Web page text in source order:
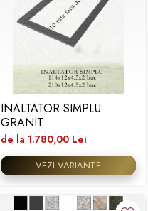
INALTATOR SIMPLU
GRANIT
de la 1.780,00 Lei
VEZI VARIANTE